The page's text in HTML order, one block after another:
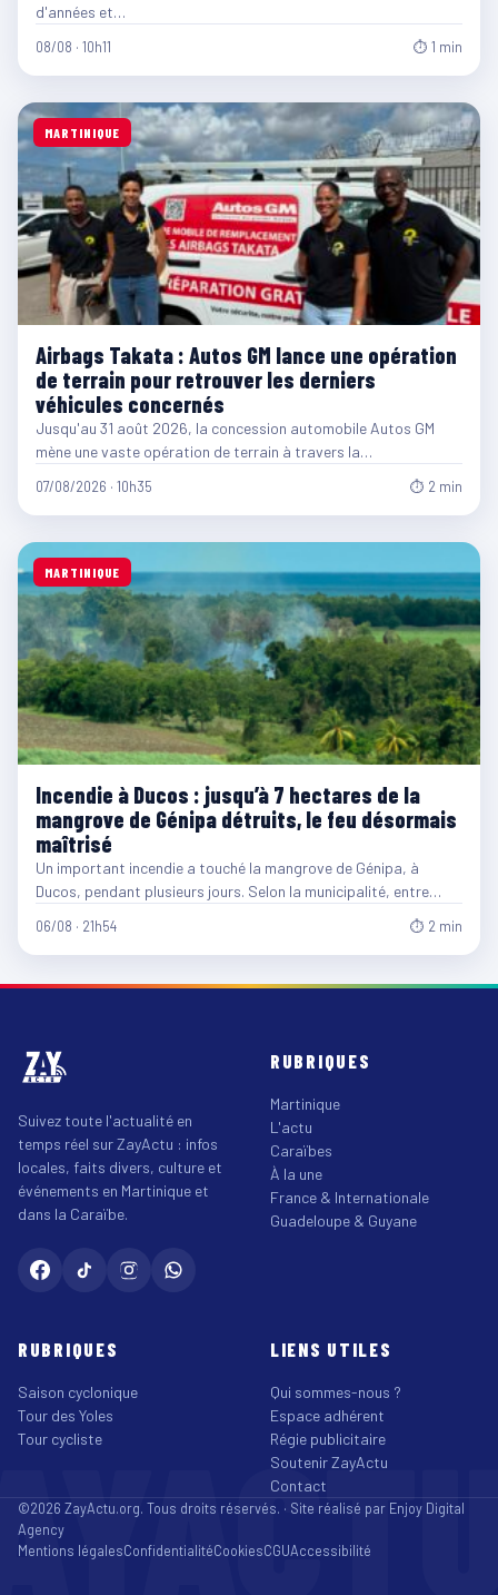
d'années et…
08/08 · 10h11 ⏱ 1 min
MARTINIQUE
Airbags Takata : Autos GM lance une opération
de terrain pour retrouver les derniers
véhicules concernés
Jusqu'au 31 août 2026, la concession automobile Autos GM
mène une vaste opération de terrain à travers la…
07/08/2026 · 10h35 ⏱ 2 min
MARTINIQUE
Incendie à Ducos : jusqu’à 7 hectares de la
mangrove de Génipa détruits, le feu désormais
maîtrisé
Un important incendie a touché la mangrove de Génipa, à
Ducos, pendant plusieurs jours. Selon la municipalité, entre…
06/08 · 21h54 ⏱ 2 min
Suivez toute l'actualité en
temps réel sur ZayActu : infos
locales, faits divers, culture et
événements en Martinique et
dans la Caraïbe.
RUBRIQUES
Martinique
L'actu
Caraïbes
À la une
France & Internationale
Guadeloupe & Guyane
RUBRIQUES
Saison cyclonique
Tour des Yoles
Tour cycliste
LIENS UTILES
Qui sommes-nous ?
Espace adhérent
Régie publicitaire
Soutenir ZayActu
Contact
©2026 ZayActu.org. Tous droits réservés. · Site réalisé par Enjoy Digital
Agency
Mentions légalesConfidentialitéCookiesCGUAccessibilité